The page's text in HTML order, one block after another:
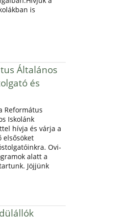
is
Általános
és
Református
Iskolánk
hívja és várja a
elsősöket
Ovi-
alatt a
Jöjjünk